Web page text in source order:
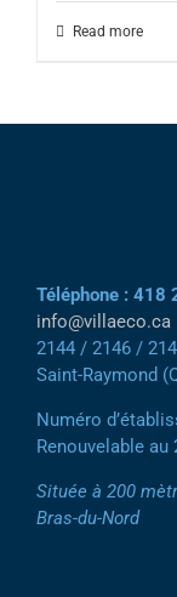
Read more
Téléphone : 418
info@villaeco.ca
2144 / 2146 /
Saint-Raymond
Numéro
Renouvelable au
Située à 200
Bras-du-Nord